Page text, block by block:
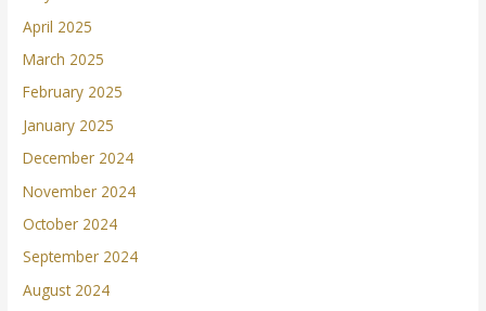
April 2025
March 2025
February 2025
January 2025
December 2024
November 2024
October 2024
September 2024
August 2024